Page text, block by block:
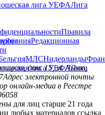
лига УЕФАЛига
Правила
Редакционная
viber
МЛСНидерланды
лига УЕФАЛига
дом. 15, м. Львов,
Адрес электронной почты
онлайн-медиа в Реестре
для лиц старше 21 года
любых материалов ссылка